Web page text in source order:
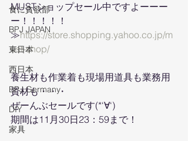
食に貪欲部
BPJ JAPAN
東日本
西日本
BPJ Germany
DIY
家具
MUSTショップセール中ですよーーー
ー！！！！！
≫https://store.shopping.yahoo.co.jp/m
ust-shop/
養生材も作業着も現場用道具も業務用
資材も・・・
ぜーんぶセールです(*‘∀‘)
期間は11月30日23：59まで！